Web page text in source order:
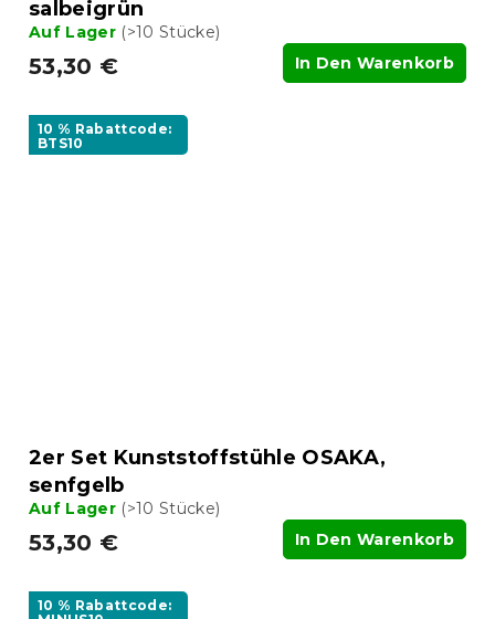
salbeigrün
Auf Lager (>10 Stücke)
53,30 € In Den Warenkorb
10 % Rabattcode:
BTS10
2er Set Kunststoffstühle OSAKA,
senfgelb
Auf Lager (>10 Stücke)
53,30 € In Den Warenkorb
10 % Rabattcode: